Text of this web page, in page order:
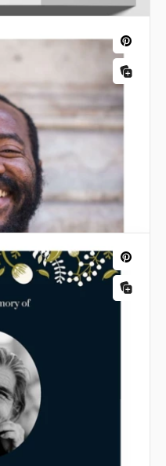
Funeral é gratuito para
e PowerPoint.
impressão e editável